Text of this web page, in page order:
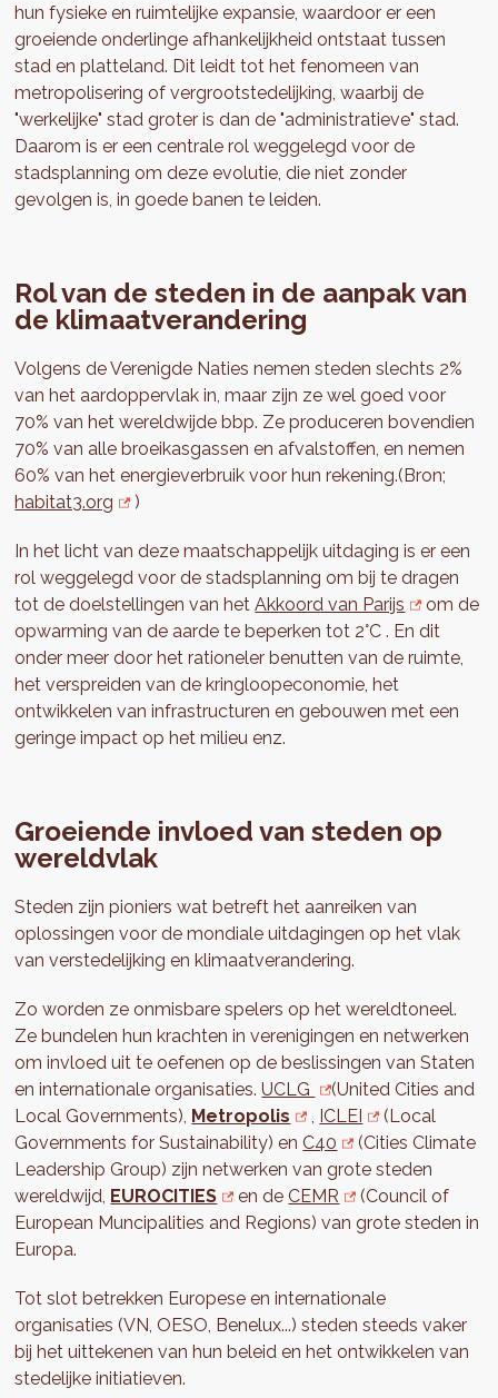
hun fysieke en ruimtelijke expansie, waardoor er een
groeiende onderlinge afhankelijkheid ontstaat tussen
stad en platteland. Dit leidt tot het fenomeen van
metropolisering of vergrootstedelijking, waarbij de
"werkelijke" stad groter is dan de "administratieve" stad.
Daarom is er een centrale rol weggelegd voor de
stadsplanning om deze evolutie, die niet zonder
gevolgen is, in goede banen te leiden.
Rol van de steden in de aanpak van
de klimaatverandering
Volgens de Verenigde Naties nemen steden slechts 2%
van het aardoppervlak in, maar zijn ze wel goed voor
70% van het wereldwijde bbp. Ze produceren bovendien
70% van alle broeikasgassen en afvalstoffen, en nemen
60% van het energieverbruik voor hun rekening.(Bron;
habitat3.org
)
In het licht van deze maatschappelijk uitdaging is er een
rol weggelegd voor de stadsplanning om bij te dragen
tot de doelstellingen van hetAkkoord van Parijs
om de
opwarming van de aarde te beperken tot 2°C . En dit
onder meer door het rationeler benutten van de ruimte,
het verspreiden van de kringloopeconomie, het
ontwikkelen van infrastructuren en gebouwen met een
geringe impact op het milieu enz.
Groeiende invloed van steden op
wereldvlak
Steden zijn pioniers wat betreft het aanreiken van
oplossingen voor de mondiale uitdagingen op het vlak
van verstedelijking en klimaatverandering.
Zo worden ze onmisbare spelers op het wereldtoneel.
Ze bundelen hun krachten in verenigingen en netwerken
om invloed uit te oefenen op de beslissingen van Staten
en internationale organisaties.UCLG
(United Cities and
Local Governments), Metropolis ICLEI
(Local
Governments for Sustainability) enC40
(Cities Climate
Leadership Group) zijn netwerken van grote steden
wereldwijd, EUROCITIES en deCEMR
(Council of
European Muncipalities and Regions) van grote steden in
Europa.
Tot slot betrekken Europese en internationale
organisaties (VN, OESO, Benelux...) steden steeds vaker
bij het uittekenen van hun beleid en het ontwikkelen van
stedelijke initiatieven.